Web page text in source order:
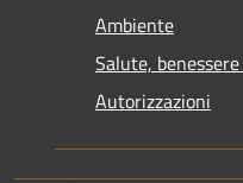
Ambiente
Salute,
Autorizzazioni